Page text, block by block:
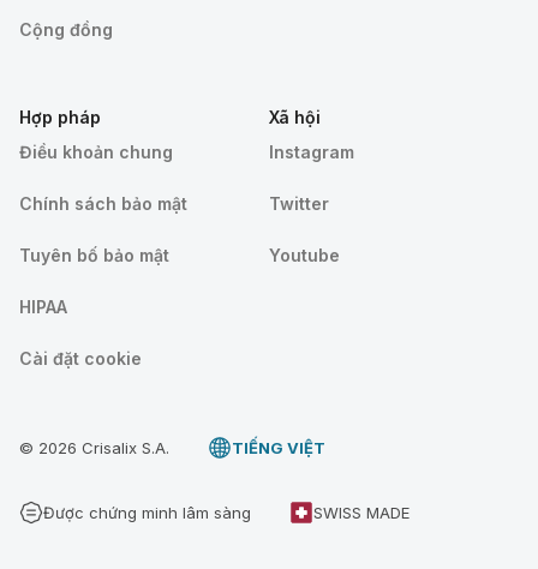
Cộng đồng
Hợp pháp
Điều khoản chung
Chính sách bảo mật
Tuyên bố bảo mật
HIPAA
Cài đặt cookie
Xã hội
Instagram
Twitter
Youtube
© 2026 Crisalix S.A. TIẾNG VIỆT
Được chứng minh lâm sàng SWISS MADE